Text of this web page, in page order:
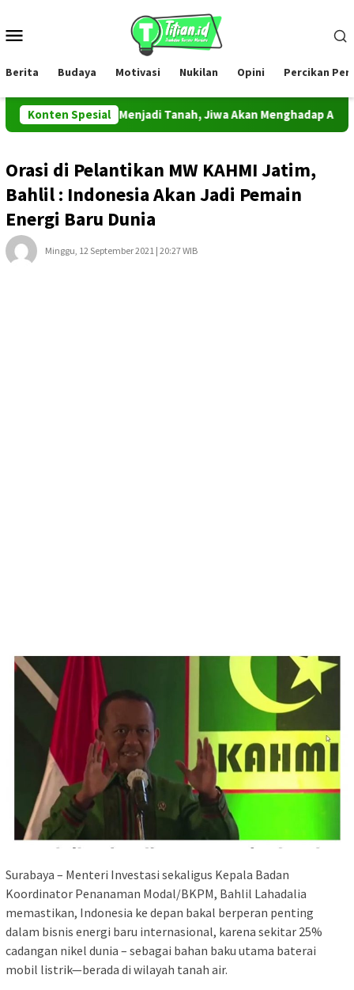
konten
Berita Budaya Motivasi Nukilan Opini Percikan
Konten Spesial
Kembali Menjadi Tanah, Jiwa Akan Menghadap Allah
Orasi di Pelantikan MW KAHMI Jatim,
Bahlil : Indonesia Akan Jadi Pemain
Energi Baru Dunia
Minggu, 12 September 2021 | 20:27 WIB
Surabaya – Menteri Investasi sekaligus Kepala Badan
Koordinator Penanaman Modal/BKPM, Bahlil Lahadalia
memastikan, Indonesia ke depan bakal berperan penting
dalam bisnis energi baru internasional, karena sekitar 25%
cadangan nikel dunia – sebagai bahan baku utama baterai
mobil listrik—berada di wilayah tanah air.